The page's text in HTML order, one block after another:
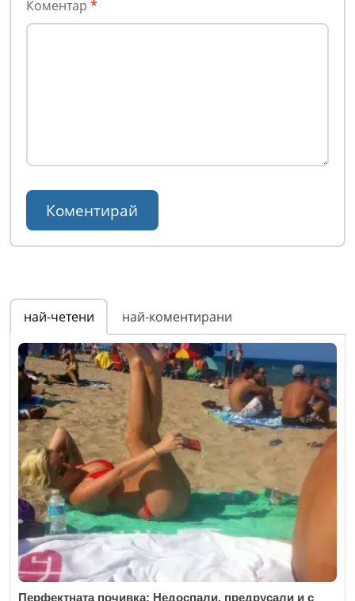
Коментар *
най-четени най-коментирани
Перфектната почивка: Недоспали, предрусали и с